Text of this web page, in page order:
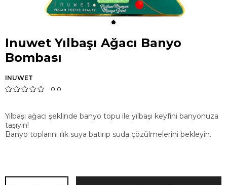
Inuwet Yılbaşı Ağacı Banyo
Bombası
INUWET
0.0
Yılbaşı ağacı şeklinde banyo topu ile yılbaşı keyfini banyonuza
taşıyın!
Banyo toplarını ılık suya batırıp suda çözülmelerini bekleyin.